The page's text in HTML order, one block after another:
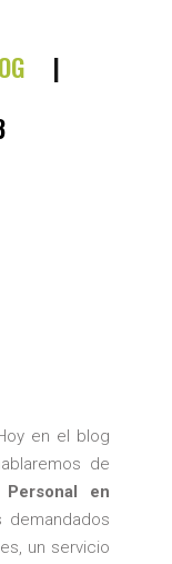
|
en el blog
de
Personal en
un servicio